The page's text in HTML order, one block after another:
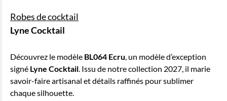
Robes de cocktail
Lyne Cocktail
Découvrez le modèle BL064 Ecru , un modèle d’exception
signé Lyne Cocktail . Issu de notre collection 2027, il marie
savoir-faire artisanal et détails raffinés pour sublimer
chaque silhouette.